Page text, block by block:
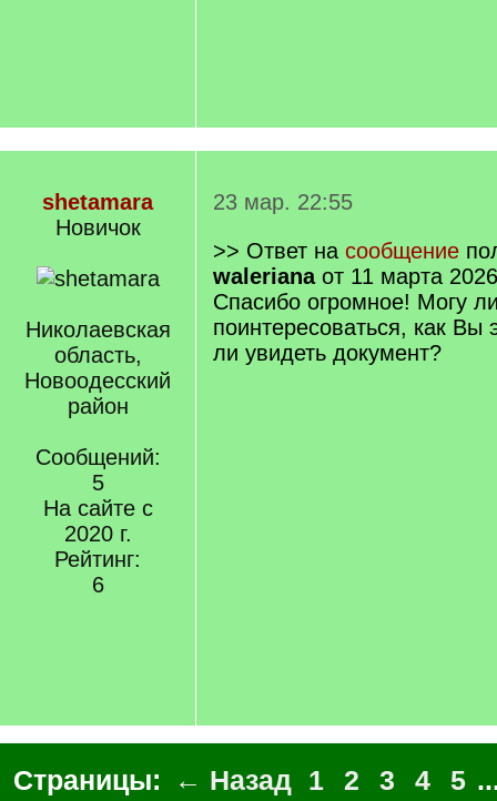
shetamara
Новичок
Николаевская
область,
Новоодесский
район
Сообщений:
5
На сайте с
2020 г.
Рейтинг:
6
23 мар. 22:55
>> Ответ на сообщение
walerianaот 11 марта
Спасибо огромное! Могу
поинтересоваться, как
ли увидеть документ?
Страницы: ← Назад 1 2 3 4 5